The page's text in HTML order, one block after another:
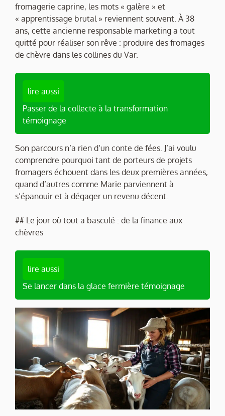
fromagerie caprine, les mots « galère » et
« apprentissage brutal » reviennent souvent. À 38
ans, cette ancienne responsable marketing a tout
quitté pour réaliser son rêve : produire des fromages
de chèvre dans les collines du Var.
lire aussi
Passer de la collecte à la transformation
témoignage
Son parcours n’a rien d’un conte de fées. J’ai voulu
comprendre pourquoi tant de porteurs de projets
fromagers échouent dans les deux premières années,
quand d’autres comme Marie parviennent à
s’épanouir et à dégager un revenu décent.
## Le jour où tout a basculé : de la finance aux
chèvres
lire aussi
Se lancer dans la glace fermière témoignage